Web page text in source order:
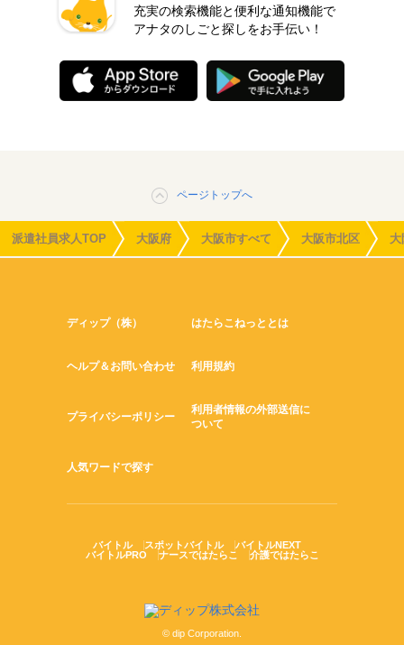
充実の検索機能と便利な通知機能で
アナタのしごと探しをお手伝い！
ページトップへ
派遣社員求人TOP 大阪府 大阪市すべて 大阪市北区
ディップ（株） はたらこねっととは
ヘルプ＆お問い合わせ 利用規約
プライバシーポリシー
利用者情報の外部送信に
ついて
人気ワードで探す
バイトル スポットバイトル
バイトルNEXT
バイトルPRO
ナースではたらこ 介護ではたらこ
© dip Corporation.